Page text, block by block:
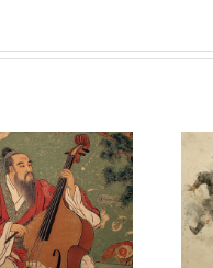
Wang Yang
Ming
philosophe et